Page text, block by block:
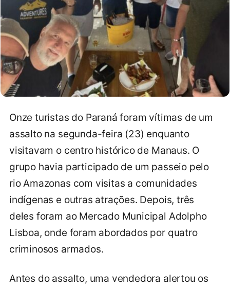
Onze turistas do Paraná foram vítimas de um
assalto na segunda-feira (23) enquanto
visitavam o centro histórico de Manaus. O
grupo havia participado de um passeio pelo
rio Amazonas com visitas a comunidades
indígenas e outras atrações. Depois, três
deles foram ao Mercado Municipal Adolpho
Lisboa, onde foram abordados por quatro
criminosos armados.
Antes do assalto, uma vendedora alertou os